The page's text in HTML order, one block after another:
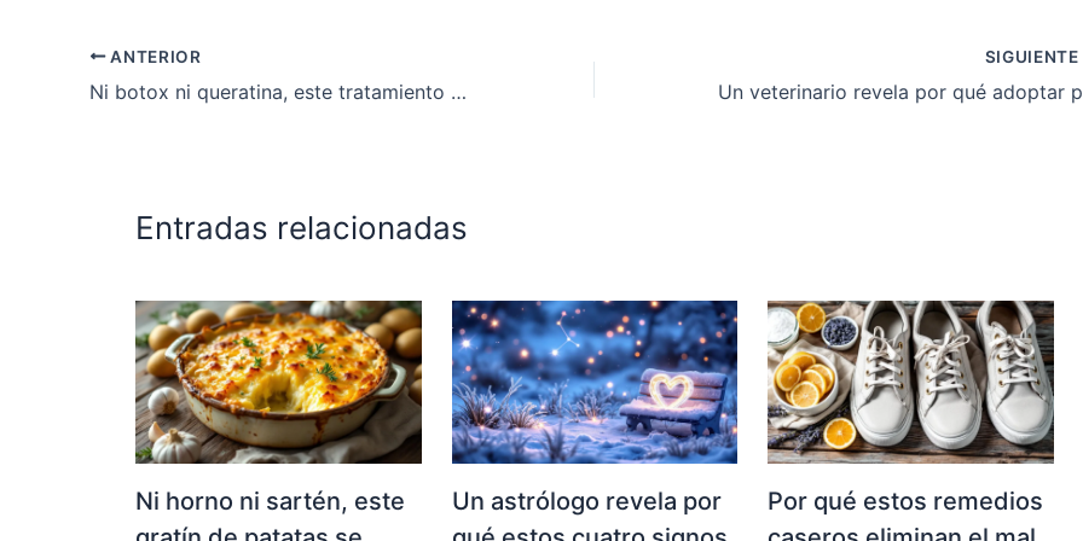
ANTERIOR
Ni botox ni queratina, este tratamiento alisa el cabello sin dañarlo
SIGUIENTE
Entradas relacionadas
Ni horno ni sartén, este
Un astrólogo revela por
Por qué estos remedios